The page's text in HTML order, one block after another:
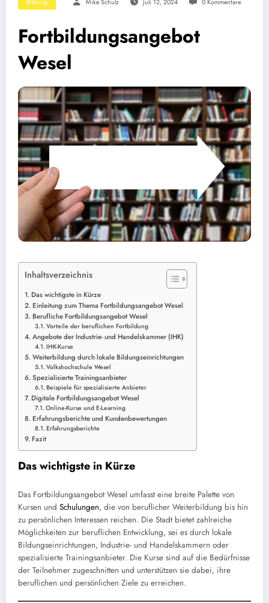
Bildung Mike Schulz Juli 12, 2024 0 Kommentare
Fortbildungsangebot
Wesel
Inhaltsverzeichnis
Das wichtigste in Kürze
Einleitung zum Thema Fortbildungsangebot Wesel
Berufliche Fortbildungsangebot Wesel
Vorteile der beruflichen Fortbildung
Angebote der Industrie- und Handelskammer (IHK)
IHK-Kurse
Weiterbildung durch lokale Bildungseinrichtungen
Volkshochschule Wesel
Spezialisierte Trainingsanbieter
Beispiele für spezialisierte Anbieter
Digitale Fortbildungsangebot Wesel
Online-Kurse und E-Learning
Erfahrungsberichte und Kundenbewertungen
Erfahrungsberichte
Fazit
Das wichtigste in Kürze
Das Fortbildungsangebot Wesel umfasst eine breite Palette von
Kursen und Schulungen, die von beruflicher Weiterbildung bis hin
zu persönlichen Interessen reichen. Die Stadt bietet zahlreiche
Möglichkeiten zur beruflichen Entwicklung, sei es durch lokale
Bildungseinrichtungen, Industrie- und Handelskammern oder
spezialisierte Trainingsanbieter. Die Kurse sind auf die Bedürfnisse
der Teilnehmer zugeschnitten und unterstützen sie dabei, ihre
beruflichen und persönlichen Ziele zu erreichen.